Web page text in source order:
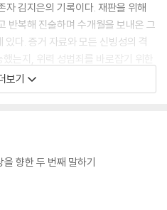
자 김지은의 기록이다. 재판을 위해
반복해 진술하며 수개월을 보내온 그
있다. 증거 자료와 모든 신빙성의 격
는지, 위력 성범죄를 바로잡기 위한
엇이 애초에 이 같은 폭력을 가능하
지. 수많은 질문과 답을 던지는 이 책
얻지 못했고, 수많은 거짓 선동 속
히 존재하는 위력 속 가해와 피해를
보기
향한 두 번째 말하기